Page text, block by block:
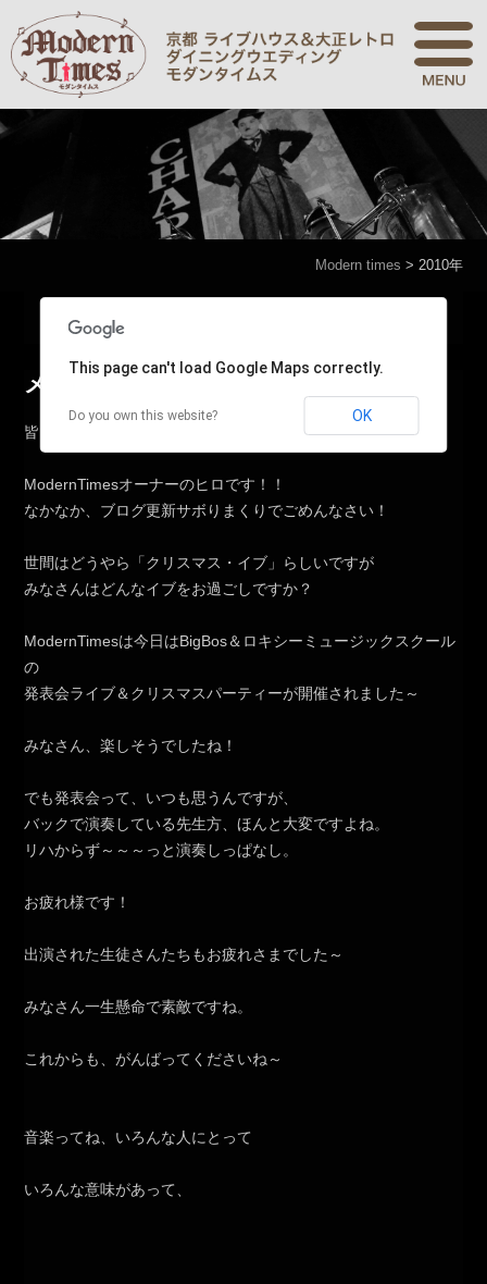
Modern times > 2010年
メリークリスマス☆
皆さん～お元気ですか？
ModernTimesオーナーのヒロです！！
なかなか、ブログ更新サボりまくりでごめんなさい！
世間はどうやら「クリスマス・イブ」らしいですが
みなさんはどんなイブをお過ごしですか？
ModernTimesは今日はBigBos＆ロキシーミュージックスクール
の
発表会ライブ＆クリスマスパーティーが開催されました～
みなさん、楽しそうでしたね！
でも発表会って、いつも思うんですが、
バックで演奏している先生方、ほんと大変ですよね。
リハからず～～～っと演奏しっぱなし。
お疲れ様です！
出演された生徒さんたちもお疲れさまでした～
みなさん一生懸命で素敵ですね。
これからも、がんばってくださいね～
音楽ってね、いろんな人にとって
いろんな意味があって、
This page can't load Google Maps correctly.
Do you own this website? OK